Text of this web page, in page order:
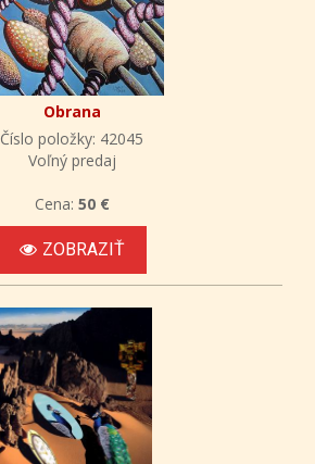
Obrana
Číslo položky: 42045
Voľný predaj
Cena: 50 €
ZOBRAZIŤ